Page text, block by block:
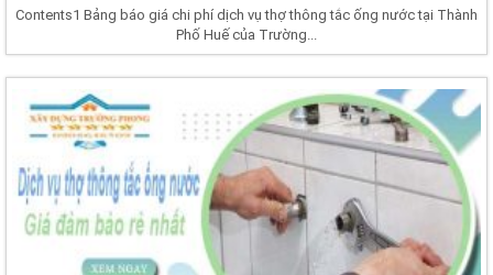
Contents1 Bảng báo giá chi phí dịch vụ thợ thông tắc ống nước tại Thành
Phố Huế của Trường...